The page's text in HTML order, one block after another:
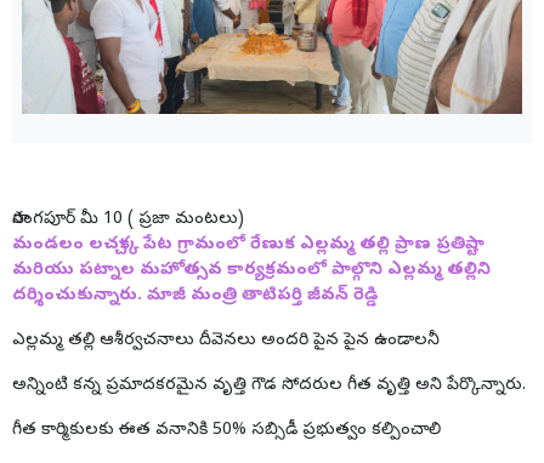
సారంగపూర్ మీ 10 ( ప్రజా మంటలు)
మండలం లచ్చక్క పేట గ్రామంలో రేణుక ఎల్లమ్మ తల్లి ప్రాణ ప్రతిష్టా
మరియు పట్నాల మహోత్సవ కార్యక్రమంలో పాల్గొని ఎల్లమ్మ తల్లిని
దర్శించుకున్నారు. మాజీ మంత్రి తాటిపర్తి జీవన్ రెడ్డి
ఎల్లమ్మ తల్లి ఆశీర్వచనాలు దీవెనలు అందరి పైన పైన ఉండాలనీ
అన్నింటి కన్న ప్రమాదకరమైన వృత్తి గౌడ సోదరుల గీత వృత్తి అని పేర్కొన్నారు.
గీత కార్మికులకు ఈత వనానికి 50% సబ్సిడీ ప్రభుత్వం కల్పించాలి